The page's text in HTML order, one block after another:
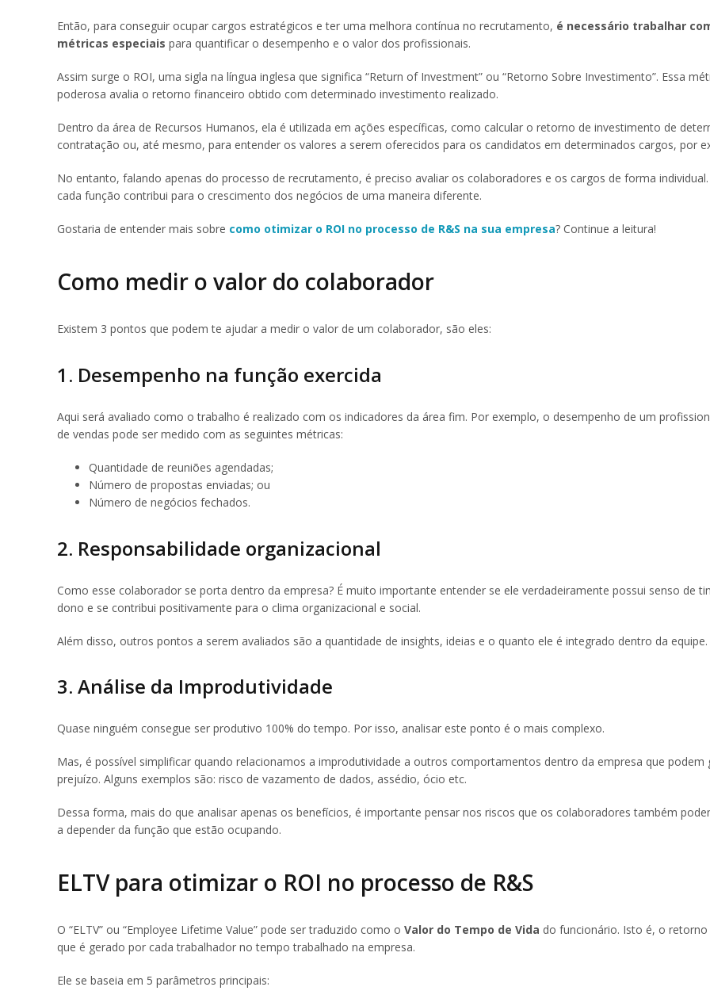
Então, para conseguir ocupar cargos estratégicos e ter uma melhora contínua no recrutamento, é necessário trabalhar
métricas especiais para quantificar o desempenho e o valor dos profissionais.
Assim surge o ROI, uma sigla na língua inglesa que significa “Return of Investment” ou “Retorno Sobre Investimento”. Essa
poderosa avalia o retorno financeiro obtido com determinado investimento realizado.
Dentro da área de Recursos Humanos, ela é utilizada em ações específicas, como calcular o retorno de investimento de
contratação ou, até mesmo, para entender os valores a serem oferecidos para os candidatos em determinados cargos, por
No entanto, falando apenas do processo de recrutamento, é preciso avaliar os colaboradores e os cargos de forma individual.
cada função contribui para o crescimento dos negócios de uma maneira diferente.
Gostaria de entender mais sobre como otimizar o ROI no processo de R&S na sua empresa? Continue a leitura!
Como medir o valor do colaborador
Existem 3 pontos que podem te ajudar a medir o valor de um colaborador, são eles:
1. Desempenho na função exercida
Aqui será avaliado como o trabalho é realizado com os indicadores da área fim. Por exemplo, o desempenho de um
de vendas pode ser medido com as seguintes métricas:
Quantidade de reuniões agendadas;
Número de propostas enviadas; ou
Número de negócios fechados.
2. Responsabilidade organizacional
Como esse colaborador se porta dentro da empresa? É muito importante entender se ele verdadeiramente possui senso de
dono e se contribui positivamente para o clima organizacional e social.
Além disso, outros pontos a serem avaliados são a quantidade de insights, ideias e o quanto ele é integrado dentro da equipe.
3. Análise da Improdutividade
Quase ninguém consegue ser produtivo 100% do tempo. Por isso, analisar este ponto é o mais complexo.
Mas, é possível simplificar quando relacionamos a improdutividade a outros comportamentos dentro da empresa que podem
prejuízo. Alguns exemplos são: risco de vazamento de dados, assédio, ócio etc.
Dessa forma, mais do que analisar apenas os benefícios, é importante pensar nos riscos que os colaboradores também
a depender da função que estão ocupando.
ELTV para otimizar o ROI no processo de R&S
O “ELTV” ou “Employee Lifetime Value” pode ser traduzido como o Valor do Tempo de Vida do funcionário. Isto é, o
que é gerado por cada trabalhador no tempo trabalhado na empresa.
Ele se baseia em 5 parâmetros principais: